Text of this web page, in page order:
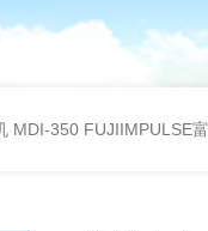
MDI-350 FUJIIMPULSE